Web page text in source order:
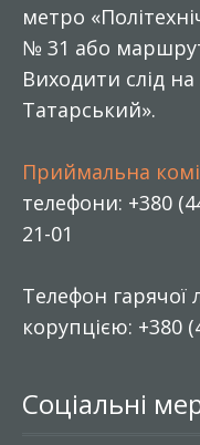
метро
№ 31 або
Виходити слід
Татарський».
Приймальна
телефони: +380
21-01
Телефон гарячої
корупцією: +380
Соціальні